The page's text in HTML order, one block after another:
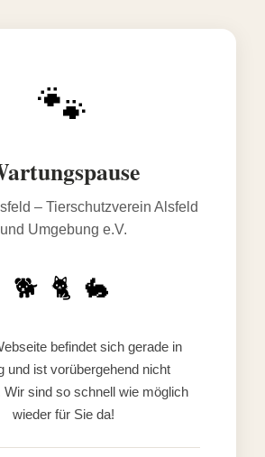
🐾
– Tierschutzverein Alsfeld
und Umgebung e.V.
🐕 🐈 🐇
befindet sich gerade in
und ist vorübergehend nicht
Wir sind so schnell wie möglich
wieder für Sie da!